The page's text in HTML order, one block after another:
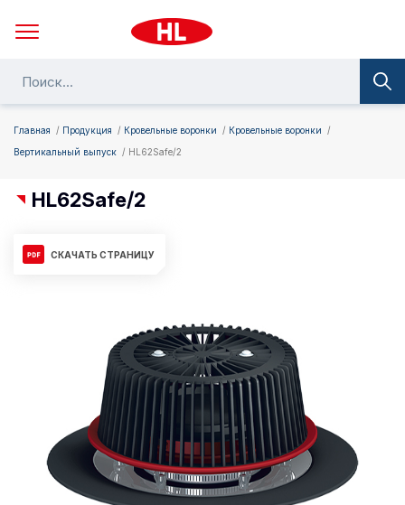
Главная Продукция Кровельные воронки
Кровельные воронки
Вертикальный выпуск
HL62Safe/2
HL62Safe/2
СКАЧАТЬ СТРАНИЦУ